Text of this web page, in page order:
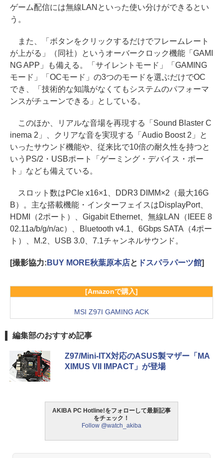
ゲーム配信には無線LANといった使い分けができるとい
う。
また、「ボタンをクリックするだけでフレームレート
が上がる」（同社）というオーバークロック機能「GAMI
NG APP」も備える。「サイレントモード」「GAMING
モード」「OCモード」の3つのモードを選ぶだけでOC
でき、「技術的な知識がなくてもシステムのパフォーマ
ンスがチューンできる」としている。
このほか、リアルな音場を再現する「Sound Blaster C
inema 2」、クリアな音を実現する「Audio Boost 2」と
いったサウンド機能や、従来比で10倍の耐久性を持つと
いうPS/2・USBポート「ゲーミング・デバイス・ポー
ト」なども備えている。
スロット数はPCIe x16×1、DDR3 DIMM×2（最大16G
B）。主な搭載機能・インターフェイスはDisplayPort、
HDMI（2ポート）、Gigabit Ethernet、無線LAN（IEEE 8
02.11a/b/g/n/ac）、Bluetooth v4.1、6Gbps SATA（4ポー
ト）、M.2、USB 3.0、7.1チャンネルサウンド。
[撮影協力: BUY MORE秋葉原本店と ドスパラパーツ館]
[Amazonで購入]
MSI Z97I GAMING ACK
編集部のおすすめ記事
Z97/Mini-ITX対応のASUS製マザー「MA
XIMUS VII IMPACT」が登場
AKIBA PC Hotline!をフォローして最新記事
をチェック！
Follow @watch_akiba